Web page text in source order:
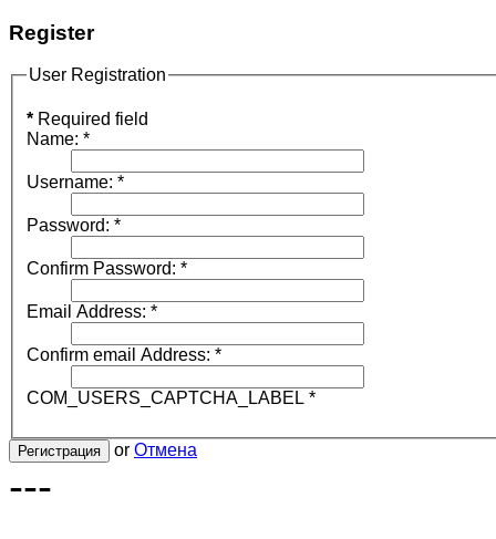
Register
User Registration
* Required field
Name: *
Username: *
Password: *
Confirm Password: *
Email Address: *
Confirm email Address: *
COM_USERS_CAPTCHA_LABEL *
Регистрация or Отмена
---